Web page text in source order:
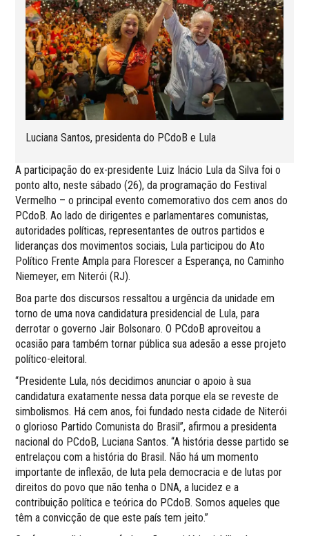
Luciana Santos, presidenta do PCdoB e Lula
A participação do ex-presidente Luiz Inácio Lula da Silva foi o
ponto alto, neste sábado (26), da programação do Festival
Vermelho – o principal evento comemorativo dos cem anos do
PCdoB. Ao lado de dirigentes e parlamentares comunistas,
autoridades políticas, representantes de outros partidos e
lideranças dos movimentos sociais, Lula participou do Ato
Político Frente Ampla para Florescer a Esperança, no Caminho
Niemeyer, em Niterói (RJ).
Boa parte dos discursos ressaltou a urgência da unidade em
torno de uma nova candidatura presidencial de Lula, para
derrotar o governo Jair Bolsonaro. O PCdoB aproveitou a
ocasião para também tornar pública sua adesão a esse projeto
político-eleitoral.
“Presidente Lula, nós decidimos anunciar o apoio à sua
candidatura exatamente nessa data porque ela se reveste de
simbolismos. Há cem anos, foi fundado nesta cidade de Niterói
o glorioso Partido Comunista do Brasil”, afirmou a presidenta
nacional do PCdoB, Luciana Santos. “A história desse partido se
entrelaçou com a história do Brasil. Não há um momento
importante de inflexão, de luta pela democracia e de lutas por
direitos do povo que não tenha o DNA, a lucidez e a
contribuição política e teórica do PCdoB. Somos aqueles que
têm a convicção de que este país tem jeito.”